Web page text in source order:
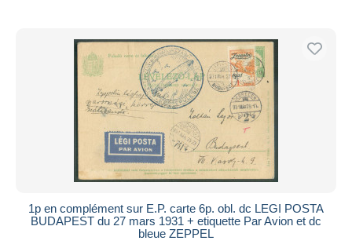
1p en complément sur E.P. carte 6p. obl. dc LEGI POSTA
BUDAPEST du 27 mars 1931 + etiquette Par Avion et dc
bleue ZEPPEL